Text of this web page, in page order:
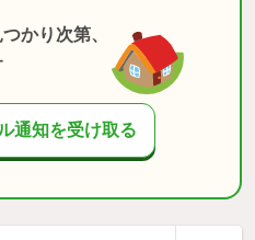
かり次第、
通知を受け取る